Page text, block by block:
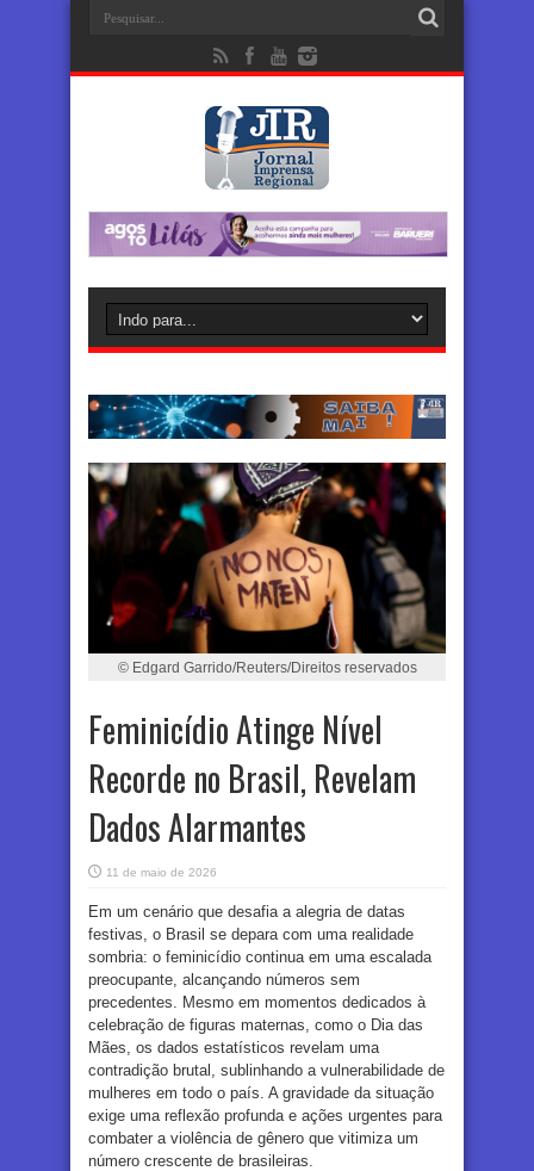
© Edgard Garrido/Reuters/Direitos reservados
Feminicídio Atinge Nível
Recorde no Brasil, Revelam
Dados Alarmantes
11 de maio de 2026
Em um cenário que desafia a alegria de datas
festivas, o Brasil se depara com uma realidade
sombria: o feminicídio continua em uma escalada
preocupante, alcançando números sem
precedentes. Mesmo em momentos dedicados à
celebração de figuras maternas, como o Dia das
Mães, os dados estatísticos revelam uma
contradição brutal, sublinhando a vulnerabilidade de
mulheres em todo o país. A gravidade da situação
exige uma reflexão profunda e ações urgentes para
combater a violência de gênero que vitimiza um
número crescente de brasileiras.